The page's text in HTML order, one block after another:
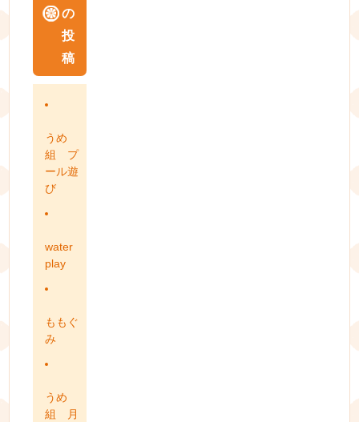
の
投
稿
うめ
組 プ
ール遊
び
water
play
ももぐ
み
うめ
組 月